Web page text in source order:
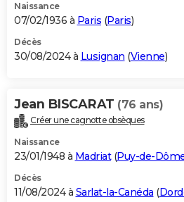
Naissance
07/02/1936 à Paris (Paris)
Décès
30/08/2024 à Lusignan (Vienne)
Jean BISCARAT (76 ans)
Créer une cagnotte obsèques
Naissance
23/01/1948 à Madriat(Puy-de-
Décès
11/08/2024 à Sarlat-la-Canéda (